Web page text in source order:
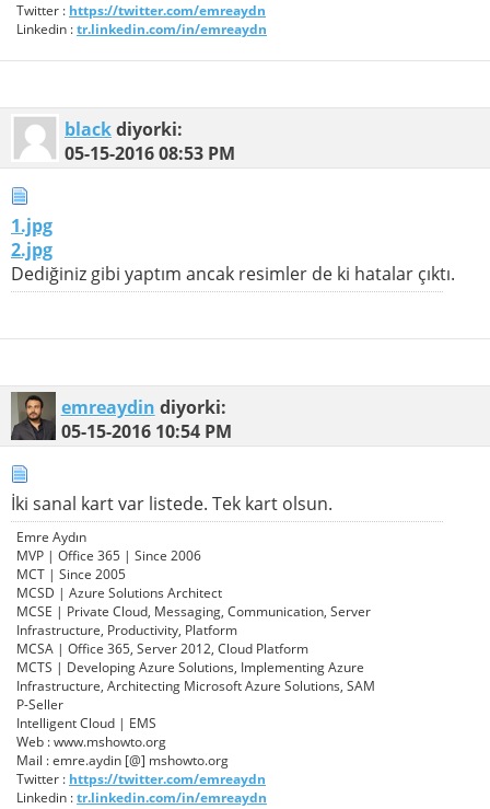
Twitter : https://twitter.com/emreaydn
Linkedin :tr.linkedin.com/in/emreaydn
blackdiyorki:
05-15-201608:53 PM
1.jpg
2.jpg
Dediğiniz gibi yaptım ancak resimler de ki hatalar çıktı.
emreaydin diyorki:
05-15-2016 10:54 PM
İki sanal kart var listede. Tek kart olsun.
Emre Aydın
MVP | Office 365 | Since 2006
MCT | Since 2005
MCSD | Azure Solutions Architect
MCSE | Private Cloud, Messaging, Communication, Server
Infrastructure, Productivity, Platform
MCSA | Office 365, Server 2012, Cloud Platform
MCTS | Developing Azure Solutions, Implementing Azure
Infrastructure, Architecting Microsoft Azure Solutions, SAM
P-Seller
Intelligent Cloud | EMS
Web : www.mshowto.org
Mail : emre.aydin [@] mshowto.org
Twitter : https://twitter.com/emreaydn
Linkedin :tr.linkedin.com/in/emreaydn